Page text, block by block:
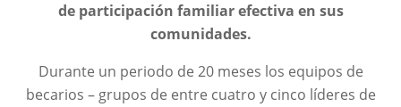
de participación familiar efectiva en sus
comunidades.
Durante un periodo de 20 meses los equipos de
becarios – grupos de entre cuatro y cinco líderes de